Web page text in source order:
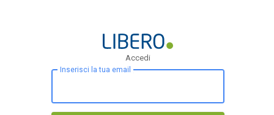
Accedi
Inserisci la tua email